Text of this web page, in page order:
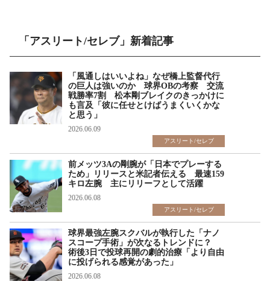
「アスリート/セレブ」新着記事
「風通しはいいよね」なぜ橋上監督代行
の巨人は強いのか 球界OBの考察 交流
戦勝率7割 松本剛ブレイクのきっかけに
も言及「彼に任せとけばうまくいくかな
と思う」
2026.06.09
アスリート/セレブ
前メッツ3Aの剛腕が「日本でプレーする
ため」リリースと米記者伝える 最速159
キロ左腕 主にリリーフとして活躍
2026.06.08
アスリート/セレブ
球界最強左腕スクバルが執行した「ナノ
スコープ手術」が次なるトレンドに？
術後3日で投球再開の劇的治療「より自由
に投げられる感覚があった」
2026.06.08